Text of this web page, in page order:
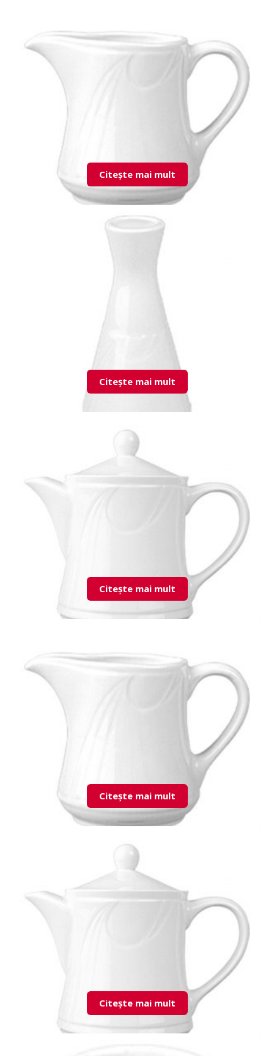
KZM02NT00 Cup & Saucer
KZM02SU00 Creamer
Citește mai mult
KZM02VZ00 Vase
Citește mai mult
KZM03KD00 Coffee Pot
Citește mai mult
KZM03SU00 Creamer
Citește mai mult
Citește mai mult